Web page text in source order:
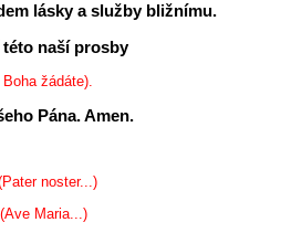
lásky a služby bližnímu.
naší prosby
žádáte).
Pána. Amen.
noster...)
Maria...)